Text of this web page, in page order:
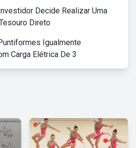
Decide Realizar Uma
Direto
Igualmente
Carga Elétrica De 3